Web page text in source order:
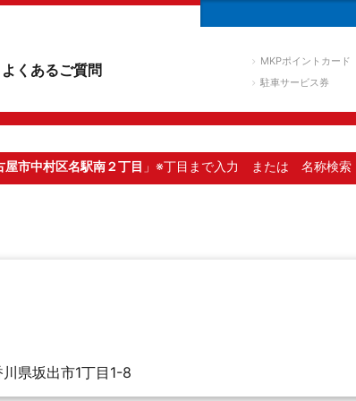
よくあるご質問 MKPポイントカード
駐車サービス券
屋市中村区名駅南２丁目 」※丁目まで入力 または 名称検索
川県坂出市1丁目1-8